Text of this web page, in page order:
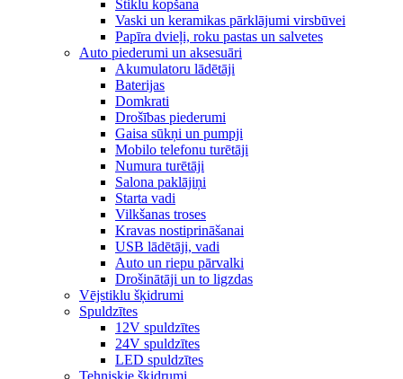
Stiklu kopšana
Vaski un keramikas pārklājumi virsbūvei
Papīra dvieļi, roku pastas un salvetes
Auto piederumi un aksesuāri
Akumulatoru lādētāji
Baterijas
Domkrati
Drošības piederumi
Gaisa sūkņi un pumpji
Mobilo telefonu turētāji
Numura turētāji
Salona paklājiņi
Starta vadi
Vilkšanas troses
Kravas nostiprināšanai
USB lādētāji, vadi
Auto un riepu pārvalki
Drošinātāji un to ligzdas
Vējstiklu šķidrumi
Spuldzītes
12V spuldzītes
24V spuldzītes
LED spuldzītes
Tehniskie šķidrumi